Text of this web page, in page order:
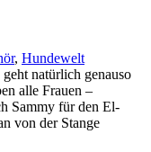
, Hundewelt
natürlich genauso
alle Frauen –
Sammy für den El-
von der Stange